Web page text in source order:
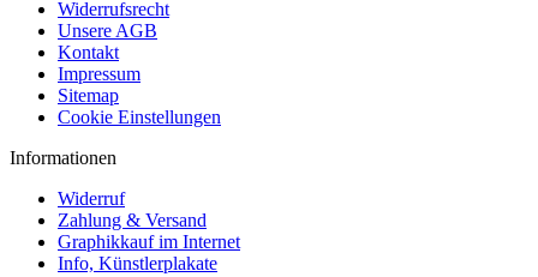
Widerrufsrecht
Unsere AGB
Kontakt
Impressum
Sitemap
Cookie Einstellungen
Informationen
Widerruf
Zahlung & Versand
Graphikkauf im Internet
Info, Künstlerplakate